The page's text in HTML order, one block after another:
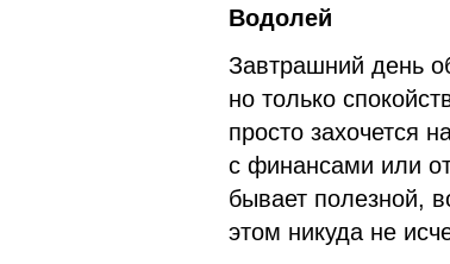
Водолей
Завтрашний день
но только
просто захочется
с финансами или
бывает полезной,
этом никуда не